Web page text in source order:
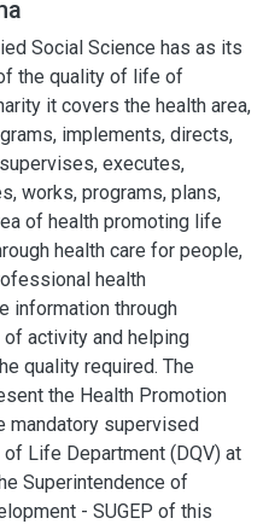
Social Science has as its
the quality of life of
it covers the health area,
implements, directs,
executes,
works, programs, plans,
of health promoting life
health care for people,
health
information through
activity and helping
quality required. The
the Health Promotion
mandatory supervised
of Life Department (DQV) at
Superintendence of
- SUGEP of this